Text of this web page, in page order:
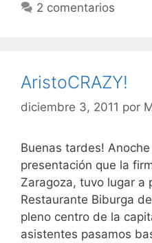
2 comentarios
AristoCRAZY!
diciembre 3, 2011 por
Buenas tardes!
presentación que la
Zaragoza, tuvo lugar a
Restaurante Biburga
pleno centro de la
asistentes pasamos